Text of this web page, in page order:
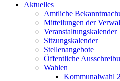
Aktuelles
Amtliche
Mitteilungen der
Veranstaltungskalender
Sitzungskalender
Stellenangebote
Öffentliche
Wahlen
Kommunalwahl